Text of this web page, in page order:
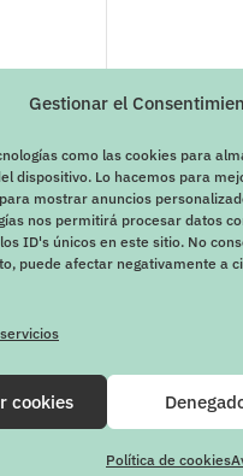
Gestionar el
como las cookies para
dispositivo. Lo hacemos para
mostrar anuncios
nos permitirá procesar datos
ID's únicos en este sitio. No
puede afectar negativamente a
cookies
Política de cookies